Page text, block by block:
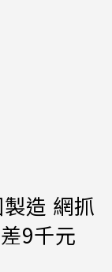
造 網抓
9千元